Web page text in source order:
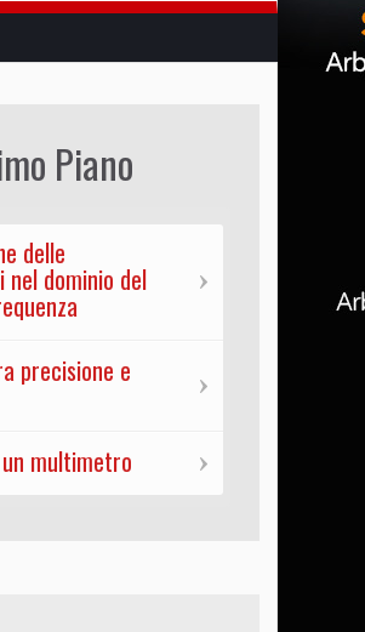
Piano
delle
nel dominio del
precisione e
multimetro